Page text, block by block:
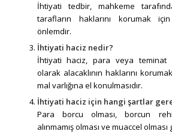
İhtiyati tedbir, mahkeme
tarafların haklarını korumak
önlemdir.
İhtiyati haciz nedir?
İhtiyati haciz, para veya teminat
olarak alacaklının haklarını
mal varlığına el konulmasıdır.
İhtiyati haciz için hangi şartlar
Para borcu olması, borcun
alınmamış olması ve muaccel